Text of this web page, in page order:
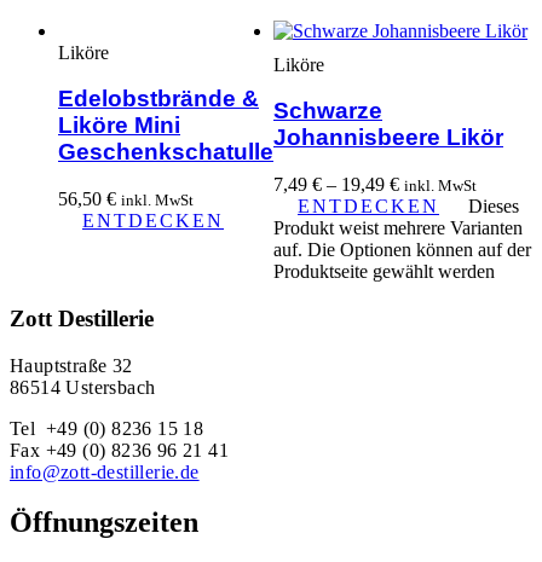
Liköre
Edelobstbrände &
Liköre Mini
Geschenkschatulle
56,50 € inkl. MwSt
ENTDECKEN
Liköre
Schwarze
Johannisbeere Likör
7,49 € – 19,49 € inkl. MwSt
ENTDECKEN
Dieses
Produkt weist mehrere Varianten
auf. Die Optionen können auf der
Produktseite gewählt werden
Zott Destillerie
Hauptstraße 32
86514 Ustersbach
Tel +49 (0) 8236 15 18
Fax +49 (0) 8236 96 21 41
info@zott-destillerie.de
Öffnungszeiten